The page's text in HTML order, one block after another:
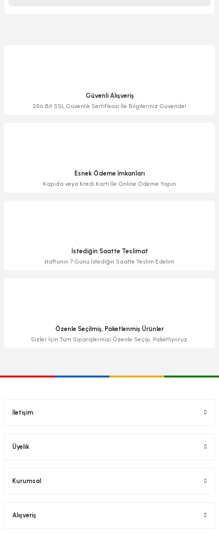
Ürün bilgilerinde hatalar bulunuyor.
Güvenli Alışveriş
256 Bit SSL Güvenlik Sertifikası İle Bilgileriniz Güvende!
Esnek Ödeme İmkanları
Kapıda veya Kredi Kartı İle Online Ödeme Yapın
İstediğin Saatte Teslimat
Haftanın 7 Günü İstediğin Saatte Teslim Edelim
Özenle Seçilmiş, Paketlenmiş Ürünler
Sizler İçin Tüm Siparişlerinizi Özenle Seçip, Paketliyoruz.
İletişim
Üyelik
Kurumsal
Alışveriş